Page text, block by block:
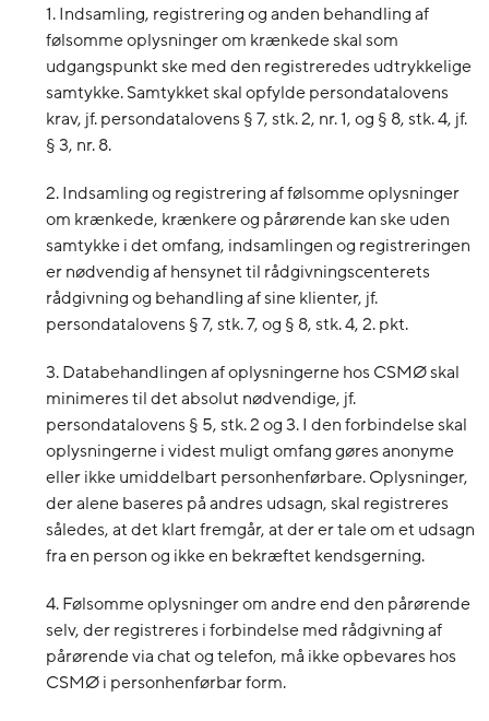
1. Indsamling, registrering og anden behandling af
følsomme oplysninger om krænkede skal som
udgangspunkt ske med den registreredes udtrykkelige
samtykke. Samtykket skal opfylde persondatalovens
krav, jf. persondatalovens § 7, stk. 2, nr. 1, og § 8, stk. 4, jf.
§ 3, nr. 8.
2. Indsamling og registrering af følsomme oplysninger
om krænkede, krænkere og pårørende kan ske uden
samtykke i det omfang, indsamlingen og registreringen
er nødvendig af hensynet til rådgivningscenterets
rådgivning og behandling af sine klienter, jf.
persondatalovens § 7, stk. 7, og § 8, stk. 4, 2. pkt.
3. Databehandlingen af oplysningerne hos CSMØ skal
minimeres til det absolut nødvendige, jf.
persondatalovens § 5, stk. 2 og 3. I den forbindelse skal
oplysningerne i videst muligt omfang gøres anonyme
eller ikke umiddelbart personhenførbare. Oplysninger,
der alene baseres på andres udsagn, skal registreres
således, at det klart fremgår, at der er tale om et udsagn
fra en person og ikke en bekræftet kendsgerning.
4. Følsomme oplysninger om andre end den pårørende
selv, der registreres i forbindelse med rådgivning af
pårørende via chat og telefon, må ikke opbevares hos
CSMØ i personhenførbar form.